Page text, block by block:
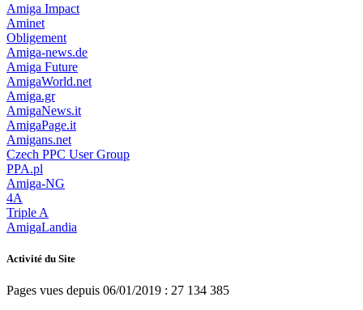
Amiga Impact
Aminet
Obligement
Amiga-news.de
Amiga Future
AmigaWorld.net
Amiga.gr
AmigaNews.it
AmigaPage.it
Amigans.net
Czech PPC User Group
PPA.pl
Amiga-NG
4A
Triple A
AmigaLandia
Activité du Site
Pages vues depuis 06/01/2019 : 27 134 385